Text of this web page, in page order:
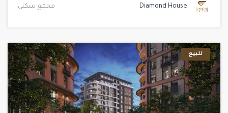
Diamond House مجمع سكني
للبيع